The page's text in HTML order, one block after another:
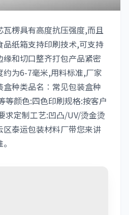
瓦楞具有高度抗压强度,而且
纸箱支持印刷技术,可支持
缘和切口整齐打包产品紧密
为6-7毫米,用料标准,厂家
盒种类品名∶常见包装盒种
等颜色:四色印刷规格:按客户
求定制工艺:凹凸/UV/烫金烫
泰运包装材料厂带您来讲